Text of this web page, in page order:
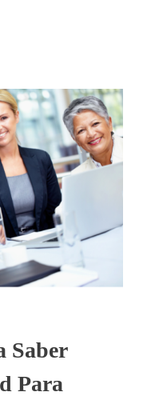
Saber
Para